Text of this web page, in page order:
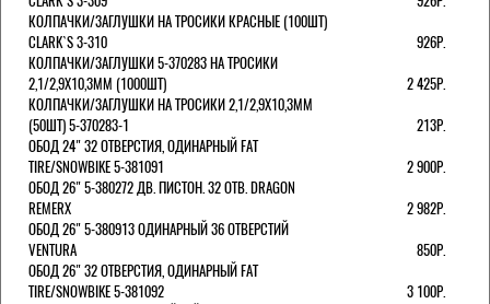
КОЛПАЧКИ/3АГЛУШКИ НА ТРОСИКИ КРАСНЫЕ (100ШТ)
CLARK`S 3-310
926Р.
КОЛПАЧКИ/3АГЛУШКИ 5-370283 НА ТРОСИКИ
2,1/2,9Х10,3ММ (1000ШТ)
2 425Р.
КОЛПАЧКИ/3АГЛУШКИ НА ТРОСИКИ 2,1/2,9Х10,3ММ
(50ШТ) 5-370283-1
213Р.
ОБОД 24" 32 ОТВЕРСТИЯ, ОДИНАРНЫЙ FAT
TIRE/SNOWBIKE 5-381091
2 900Р.
ОБОД 26" 5-380272 ДВ. ПИСТОН. 32 ОТВ. DRAGON
REMERX
2 982Р.
ОБОД 26" 5-380913 ОДИНАРНЫЙ 36 ОТВЕРСТИЙ
VENTURA
850Р.
ОБОД 26" 32 ОТВЕРСТИЯ, ОДИНАРНЫЙ FAT
TIRE/SNOWBIKE 5-381092
3 100Р.